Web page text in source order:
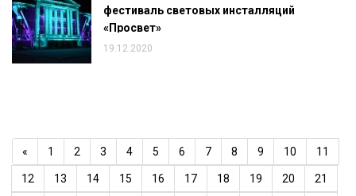
фестиваль световых инсталляций
«Просвет»
19.12.2020
« 1 2 3 4 5 6 7 8 9 10 11
12 13 14 15 16 17 18 19 20 21